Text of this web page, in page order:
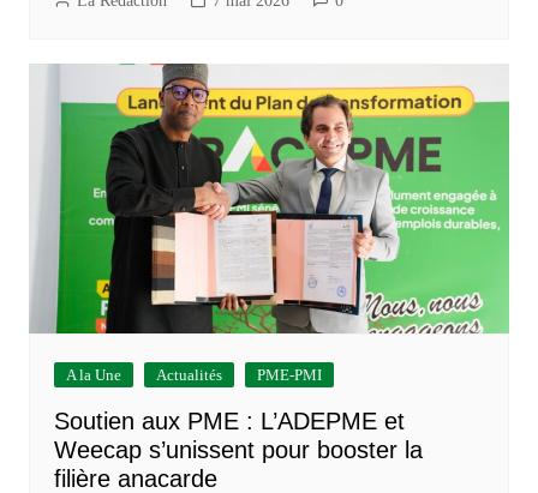
A la Une Actualités PME-PMI
Soutien aux PME : L’ADEPME et
Weecap s’unissent pour booster la
filière anacarde